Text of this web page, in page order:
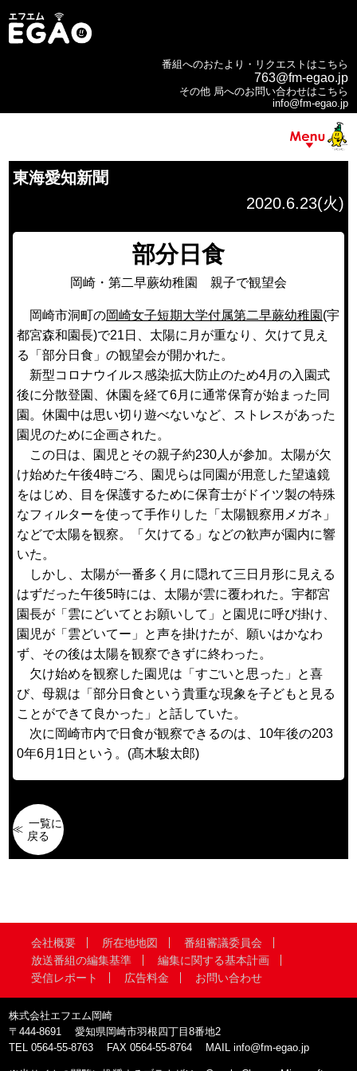
番組へのおたより・リクエストはこちら
763@fm-egao.jp
その他 局へのお問い合わせはこちら
info@fm-egao.jp
東海愛知新聞
2020.6.23(火)
部分日食
岡崎・第二早蕨幼稚園 親子で観望会
岡崎市洞町の岡崎女子短期大学付属第二早蕨幼稚園 (宇
都宮森和園長)で21日、太陽に月が重なり、欠けて見え
る「部分日食」の観望会が開かれた。
新型コロナウイルス感染拡大防止のため4月の入園式
後に分散登園、休園を経て6月に通常保育が始まった同
園。休園中は思い切り遊べないなど、ストレスがあった
園児のために企画された。
この日は、園児とその親子約230人が参加。太陽が欠
け始めた午後4時ごろ、園児らは同園が用意した望遠鏡
をはじめ、目を保護するために保育士がドイツ製の特殊
なフィルターを使って手作りした「太陽観察用メガネ」
などで太陽を観察。「欠けてる」などの歓声が園内に響
いた。
しかし、太陽が一番多く月に隠れて三日月形に見える
はずだった午後5時には、太陽が雲に覆われた。宇都宮
園長が「雲にどいてとお願いして」と園児に呼び掛け、
園児が「雲どいてー」と声を掛けたが、願いはかなわ
ず、その後は太陽を観察できずに終わった。
欠け始めを観察した園児は「すごいと思った」と喜
び、母親は「部分日食という貴重な現象を子どもと見る
ことができて良かった」と話していた。
次に岡崎市内で日食が観察できるのは、10年後の203
0年6月1日という。(髙木駿太郎)
一覧に
戻る
会社概要 所在地地図
番組審議委員会
放送番組の編集基準
編集に関する基本計画
受信レポート
広告料金 お問い合わせ
株式会社エフエム岡崎
〒444-8691
愛知県岡崎市羽根四丁目8番地2
TEL0564-55-8763 FAX 0564-55-8764 MAIL info@fm-egao.jp